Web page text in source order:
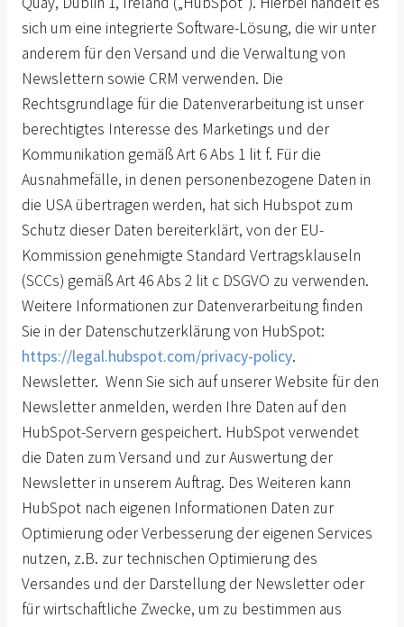
sich um eine integrierte Software-Lösung, die wir unter
anderem für den Versand und die Verwaltung von
Newslettern sowie CRM verwenden. Die
Rechtsgrundlage für die Datenverarbeitung ist unser
berechtigtes Interesse des Marketings und der
Kommunikation gemäß Art 6 Abs 1 lit f. Für die
Ausnahmefälle, in denen personenbezogene Daten in
die USA übertragen werden, hat sich Hubspot zum
Schutz dieser Daten bereiterklärt, von der EU-
Kommission genehmigte Standard Vertragsklauseln
(SCCs) gemäß Art 46 Abs 2 lit c DSGVO zu verwenden.
Weitere Informationen zur Datenverarbeitung finden
Sie in der Datenschutzerklärung von HubSpot:
https://legal.hubspot.com/privacy-policy.
Newsletter. Wenn Sie sich auf unserer Website für den
Newsletter anmelden, werden Ihre Daten auf den
HubSpot-Servern gespeichert. HubSpot verwendet
die Daten zum Versand und zur Auswertung der
Newsletter in unserem Auftrag. Des Weiteren kann
HubSpot nach eigenen Informationen Daten zur
Optimierung oder Verbesserung der eigenen Services
nutzen, z.B. zur technischen Optimierung des
Versandes und der Darstellung der Newsletter oder
für wirtschaftliche Zwecke, um zu bestimmen aus